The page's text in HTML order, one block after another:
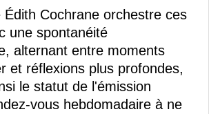
Édith Cochrane orchestre ces
une spontanéité
alternant entre moments
et réflexions plus profondes,
le statut de l'émission
vous hebdomadaire à ne